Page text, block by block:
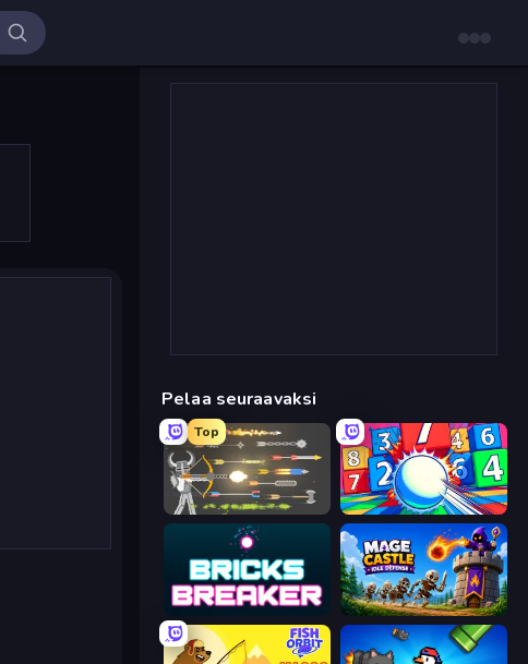
Pelaa seuraavaksi
Top
Ragdoll Archers Entropy
Bricks Breaker Mage Castle Idle Defense